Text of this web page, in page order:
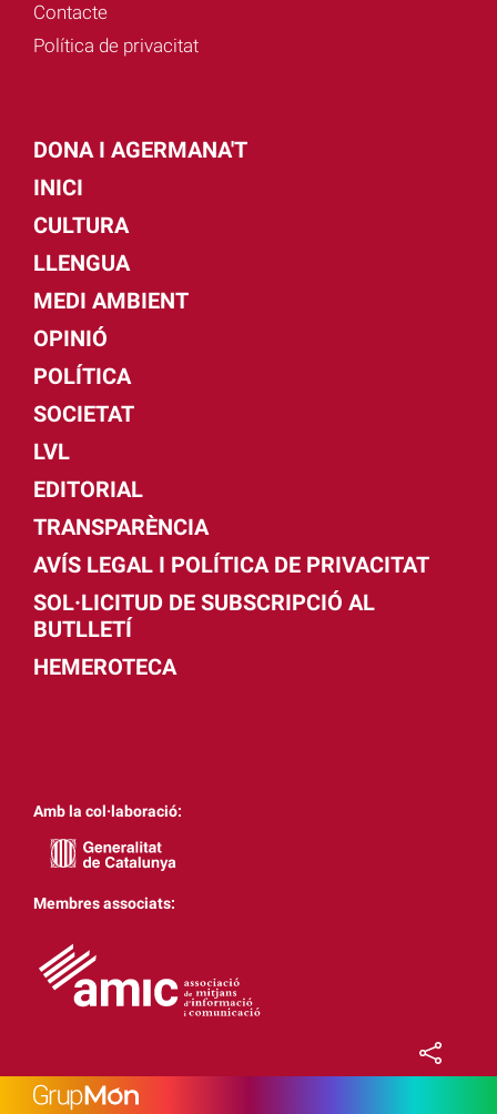
Contacte
Política de privacitat
DONA I AGERMANA'T
INICI
CULTURA
LLENGUA
MEDI AMBIENT
OPINIÓ
POLÍTICA
SOCIETAT
LVL
EDITORIAL
TRANSPARÈNCIA
AVÍS LEGAL I POLÍTICA DE PRIVACITAT
SOL·LICITUD DE SUBSCRIPCIÓ AL
BUTLLETÍ
HEMEROTECA
Amb la col·laboració:
Membres associats: